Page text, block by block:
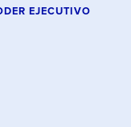
EJECUTIVO